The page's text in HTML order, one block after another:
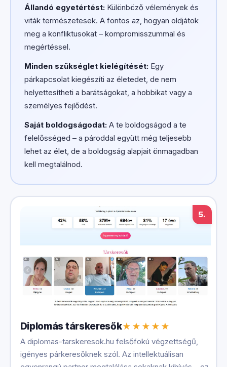
Állandó egyetértést:Különböző vélemények és
viták természetesek. A fontos az, hogyan oldjátok
meg a konfliktusokat – kompromisszummal és
megértéssel.
Minden szükséglet kielégítését:Egy
párkapcsolat kiegészíti az életedet, de nem
helyettesítheti a barátságokat, a hobbikat vagy a
személyes fejlődést.
Saját boldogságodat:A te boldogságod a te
felelősséged – a pároddal együtt még teljesebb
lehet az élet, de a boldogság alapjait önmagadban
kell megtalálnod.
5.
Diplomás társkeresők
A diplomas-tarskeresok.hu felsőfokú végzettségű,
igényes párkeresőknek szól. Az intellektuálisan